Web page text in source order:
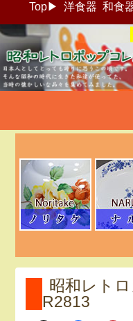
Top▶ 洋食器 和食
昭和レト
貨通販
昭和レト
R2813